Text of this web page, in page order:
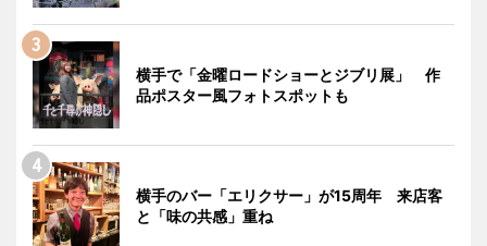
横手で「金曜ロードショーとジブリ展」 作
品ポスター風フォトスポットも
横手のバー「エリクサー」が15周年 来店客
と「味の共感」重ね